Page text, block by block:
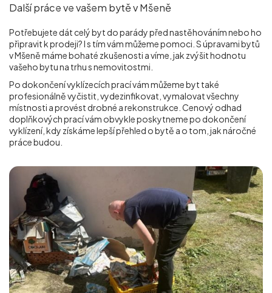
Další práce ve vašem bytě v Mšeně
Potřebujete dát celý byt do parády před nastěhováním nebo ho
připravit k prodeji? I s tím vám můžeme pomoci. S úpravami bytů
v Mšeně máme bohaté zkušenosti a víme, jak zvýšit hodnotu
vašeho bytu na trhu s nemovitostmi.
Po dokončení vyklízecích prací vám můžeme byt také
profesionálně vyčistit, vydezinfikovat, vymalovat všechny
místnosti a provést drobné a rekonstrukce. Cenový odhad
doplňkových prací vám obvykle poskytneme po dokončení
vyklízení, kdy získáme lepší přehled o bytě a o tom, jak náročné
práce budou.